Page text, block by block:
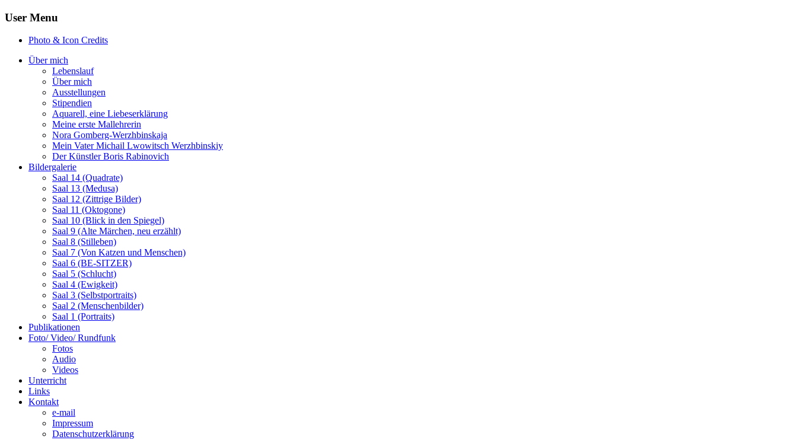
User Menu
Photo & Icon Credits
Über mich
Lebenslauf
Über mich
Ausstellungen
Stipendien
Aquarell, eine Liebeserklärung
Meine erste Mallehrerin
Nora Gomberg-Werzhbinskaja
Mein Vater Michail Lwowitsch Werzhbinskiy
Der Künstler Boris Rabinovich
Bildergalerie
Saal 14 (Quadrate)
Saal 13 (Medusa)
Saal 12 (Zittrige Bilder)
Saal 11 (Oktogone)
Saal 10 (Blick in den Spiegel)
Saal 9 (Alte Märchen, neu erzählt)
Saal 8 (Stilleben)
Saal 7 (Von Katzen und Menschen)
Saal 6 (BE-SITZER)
Saal 5 (Schlucht)
Saal 4 (Ewigkeit)
Saal 3 (Selbstportraits)
Saal 2 (Menschenbilder)
Saal 1 (Portraits)
Publikationen
Foto/ Video/ Rundfunk
Fotos
Audio
Videos
Unterricht
Links
Kontakt
e-mail
Impressum
Datenschutzerklärung